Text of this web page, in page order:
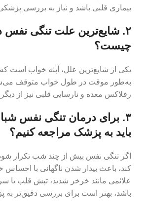
بیماری قلبی باشد و نیاز به بررسی
۲. شایع‌ترین علت تنگی نفس
چیست؟
یکی از شایع‌ترین علل، آپنه خواب است
به‌طور موقت در طول خواب متوقف
رفلاکس معده و نارسایی قلبی نیز از
۳. برای درمان تنگی نفس
باید به پزشک مراجعه کنیم؟
اگر تنگی نفس بیش از چند شب تکرار
کند، باعث بیدار شدن ناگهانی با احساس
علائمی مانند خرخر شدید، تپش قلب یا
باشد، بهتر است برای بررسی دقیق‌تر